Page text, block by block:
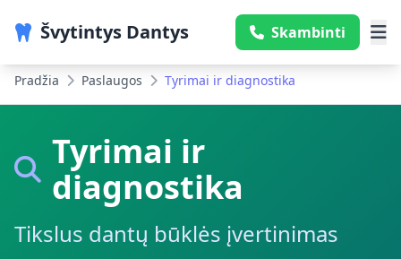
Švytintys Dantys Skambinti
Pradžia Paslaugos Tyrimai ir diagnostika
Tyrimai ir
diagnostika
Tikslus dantų būklės įvertinimas